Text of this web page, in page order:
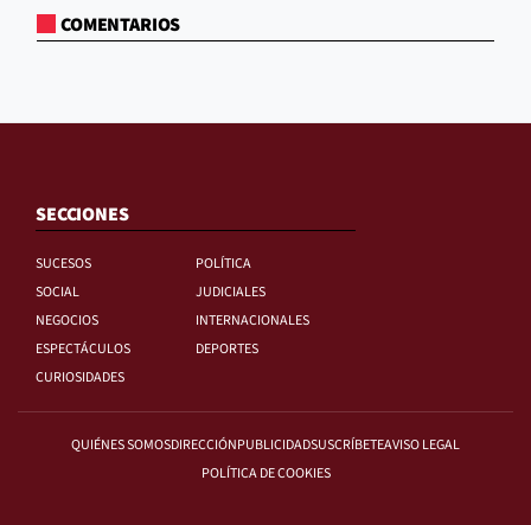
COMENTARIOS
SECCIONES
SUCESOS
POLÍTICA
SOCIAL
JUDICIALES
NEGOCIOS
INTERNACIONALES
ESPECTÁCULOS
DEPORTES
CURIOSIDADES
QUIÉNES SOMOSDIRECCIÓNPUBLICIDADSUSCRÍBETEAVISO LEGAL
POLÍTICA DE COOKIES